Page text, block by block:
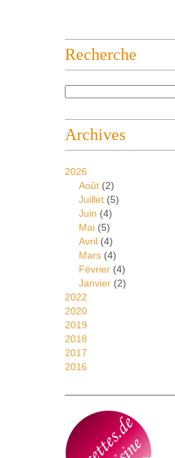
Recherche
Archives
2026
Août (2)
Juillet (5)
Juin (4)
Mai (5)
Avril (4)
Mars (4)
Février (4)
Janvier (2)
2022
2020
2019
2018
2017
2016